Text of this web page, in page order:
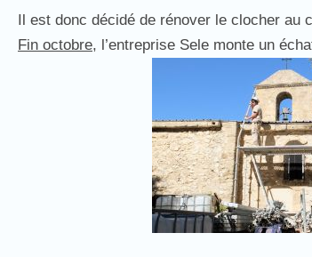
Il est donc décidé de rénover le clocher au
Fin octobre, l’entreprise Sele monte un